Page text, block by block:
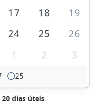
17 18
19
24 25
26
1 2 3
25
20 dias úteis.